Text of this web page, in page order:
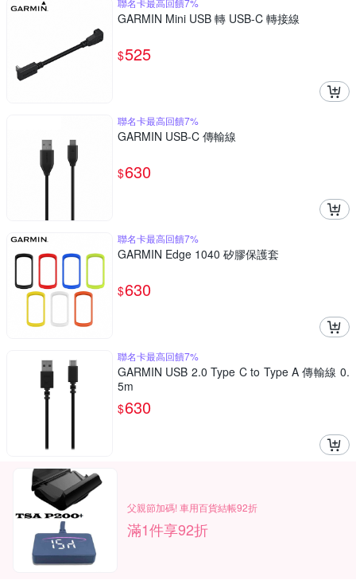
聯名卡最高回饋7%
GARMIN Mini USB 轉 USB-C 轉接線
$525
聯名卡最高回饋7%
GARMIN USB-C 傳輸線
$630
聯名卡最高回饋7%
GARMIN Edge 1040 矽膠保護套
$630
聯名卡最高回饋7%
GARMIN USB 2.0 Type C to Type A 傳輸線 0.
5m
$630
父親節加碼! 車用百貨結帳92折
滿1件享92折